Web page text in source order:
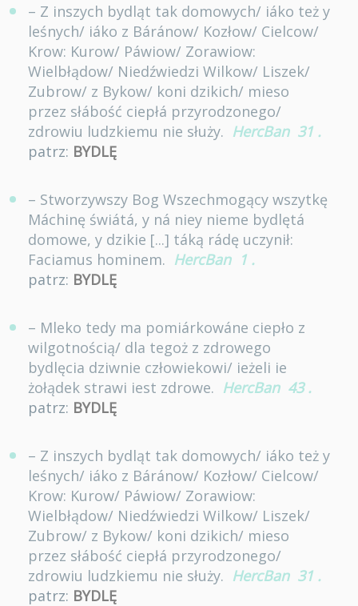
– Z inszych bydląt tak domowych/ iáko też y
leśnych/ iáko z Báránow/ Kozłow/ Cielcow/
Krow: Kurow/ Páwiow/ Zorawiow:
Wielbłądow/ Niedźwiedzi Wilkow/ Liszek/
Zubrow/ z Bykow/ koni dzikich/ mieso
przez słábość ciepłá przyrodzonego/
zdrowiu ludzkiemu nie służy. HercBan 31 .
patrz: BYDLĘ
– Stworzywszy Bog Wszechmogący wszytkę
Máchinę świátá, y ná niey nieme bydlętá
domowe, y dzikie [...] táką rádę uczynił:
Faciamus hominem. HercBan 1 .
patrz: BYDLĘ
– Mleko tedy ma pomiárkowáne ciepło z
wilgotnością/ dla tegoż z zdrowego
bydlęcia dziwnie człowiekowi/ ieżeli ie
żołądek strawi iest zdrowe. HercBan 43 .
patrz: BYDLĘ
– Z inszych bydląt tak domowych/ iáko też y
leśnych/ iáko z Báránow/ Kozłow/ Cielcow/
Krow: Kurow/ Páwiow/ Zorawiow:
Wielbłądow/ Niedźwiedzi Wilkow/ Liszek/
Zubrow/ z Bykow/ koni dzikich/ mieso
przez słábość ciepłá przyrodzonego/
zdrowiu ludzkiemu nie służy. HercBan 31 .
patrz: BYDLĘ